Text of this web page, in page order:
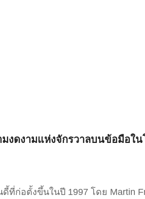
มงดงามแห่งจักรวาลบนข้อมือใ
ก่อตั้งขึ้นในปี 1997 โดย Martin